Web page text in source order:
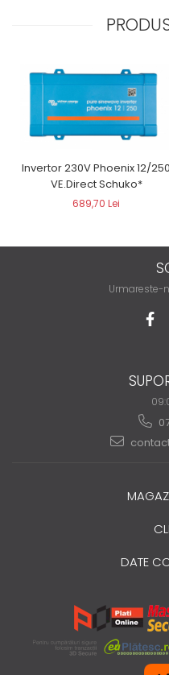
Invertor 230V Phoenix 12/250
VE.Direct Schuko*
689,70 Lei
Urmareste-
DATE